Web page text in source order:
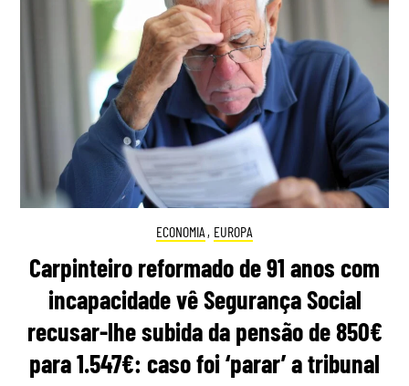
ECONOMIA , EUROPA
Carpinteiro reformado de 91 anos com
incapacidade vê Segurança Social
recusar-lhe subida da pensão de 850€
para 1.547€: caso foi ‘parar’ a tribunal